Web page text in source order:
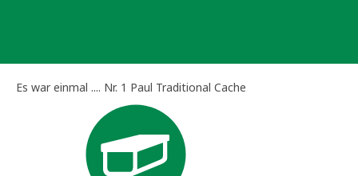
Es war einmal .... Nr. 1 Paul Traditional Cache